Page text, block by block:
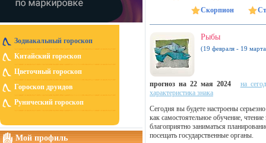
Зодиакальный гороскоп
Китайский гороскоп
Цветочный гороскоп
Гороскоп друидов
Рунический гороскоп
Мой профиль
Скорпион
Рыбы
(19 февраля - 19
прогноз на 22 мая 2024
на
характеристика знака
Сегодня вы будете настроены
как самостоятельное обучение,
благоприятно заниматься
посещать государственные органы.